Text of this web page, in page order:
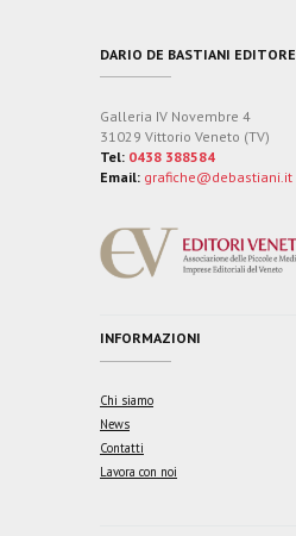
DARIO DE BASTIANI EDITORE
Galleria IV Novembre 4
31029 Vittorio Veneto (TV)
Tel: 0438 388584
Email: grafiche@debastiani.it
INFORMAZIONI
Chi siamo
News
Contatti
Lavora con noi